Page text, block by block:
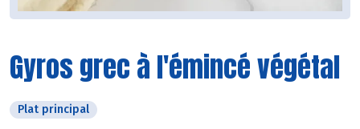
Gyros grec à l'émincé végétal
Plat principal